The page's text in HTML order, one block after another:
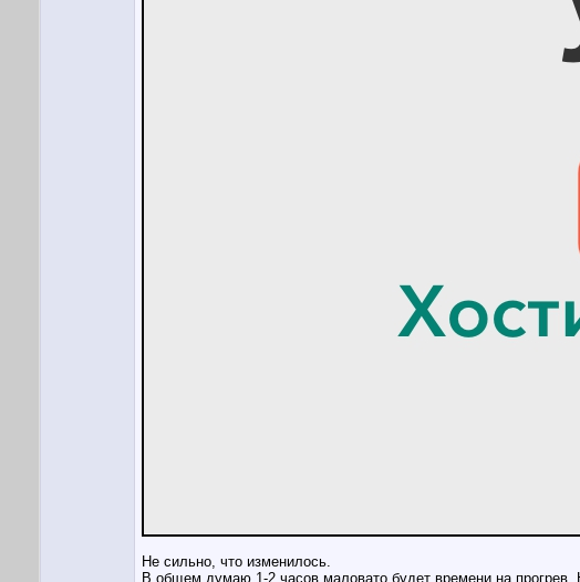
Не сильно, что изменилось.
В общем думаю 1-2 часов маловато будет времени на прогрев.